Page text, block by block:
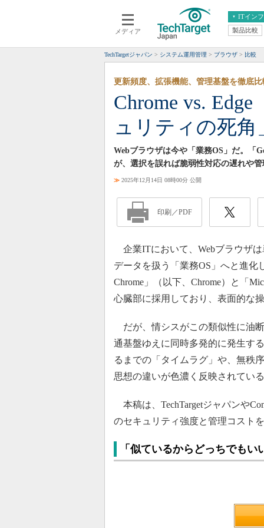
メディア
ITイン
クラウド
スマートモバイル
ネットワーク
システム運用管理
エンタープライ
ERP
CX
情報系システム
製品比較
TechTargetジャパン システム運用管理 ブラウザ 比較
Chrome vs.
ュリティの死角
更新頻度、拡張機能、管理基盤を徹底比
Webブラウザは今や「業務OS」だ。「
が、選択を誤れば脆弱性対応の遅れや
≫ 2025年12月14日 08時00分 公開
印刷／PDF
企業ITにおいて、Webブラウザ
データを扱う「業務OS」へと進化
Chrome」（以下、Chrome）と「
心臓部に採用しており、表面的な
だが、情シスがこの類似性に油
通基盤ゆえに同時多発的に発生す
るまでの「タイムラグ」や、無秩
思想の違いが色濃く反映されてい
本稿は、TechTargetジャパンや
のセキュリティ強度と管理コスト
「似ているからどっちでも